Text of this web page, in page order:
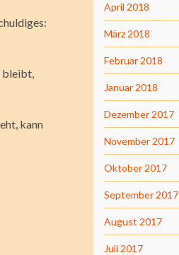
bleibt,
kann
April 2018
März 2018
Februar 2018
Januar 2018
Dezember 2017
November 2017
Oktober 2017
September 2017
August 2017
Juli 2017